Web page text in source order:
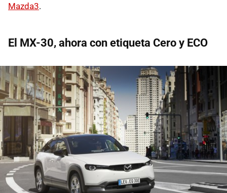
Mazda3.
El MX-30, ahora con etiqueta Cero y ECO